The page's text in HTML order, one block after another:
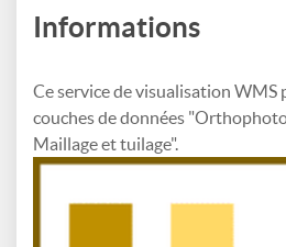
Informations
Ce service de visualisation WMS
couches de données
Maillage et tuilage".